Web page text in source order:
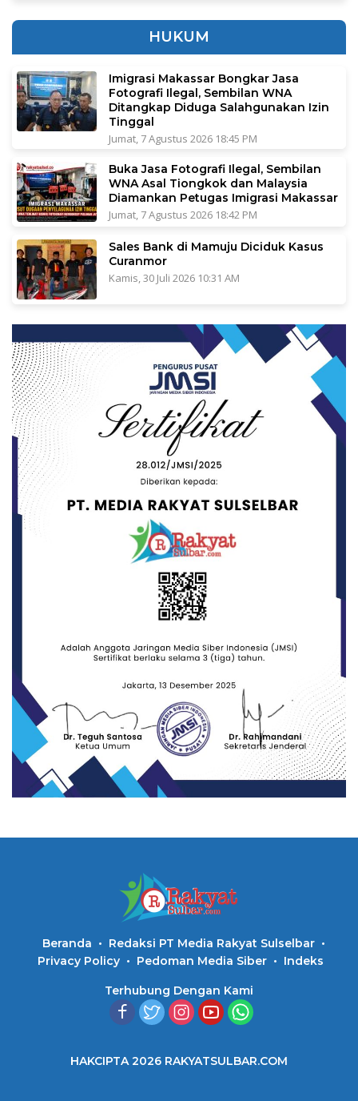
HUKUM
Imigrasi Makassar Bongkar Jasa
Fotografi Ilegal, Sembilan WNA
Ditangkap Diduga Salahgunakan Izin
Tinggal
Jumat, 7 Agustus 2026 18:45 PM
Buka Jasa Fotografi Ilegal, Sembilan
WNA Asal Tiongkok dan Malaysia
Diamankan Petugas Imigrasi Makassar
Jumat, 7 Agustus 2026 18:42 PM
Sales Bank di Mamuju Diciduk Kasus
Curanmor
Kamis, 30 Juli 2026 10:31 AM
Beranda
Redaksi PT Media Rakyat Sulselbar
Privacy Policy
Pedoman Media Siber Indeks
Terhubung Dengan Kami
HAKCIPTA 2026 RAKYATSULBAR.COM